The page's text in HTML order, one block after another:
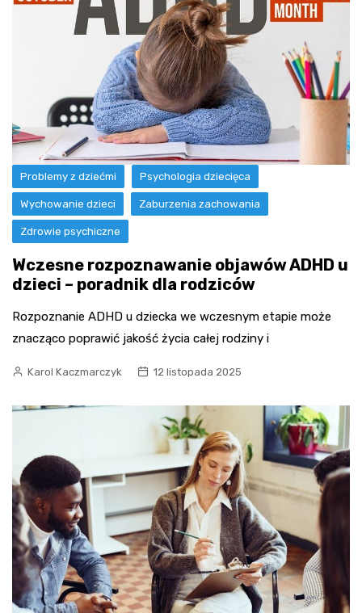
Problemy z dziećmi Psychologia dziecięca
Wychowanie dzieci Zaburzenia zachowania
Zdrowie psychiczne
Wczesne rozpoznawanie objawów ADHD u
dzieci – poradnik dla rodziców
Rozpoznanie ADHD u dziecka we wczesnym etapie może
znacząco poprawić jakość życia całej rodziny i
Karol Kaczmarczyk 12 listopada 2025